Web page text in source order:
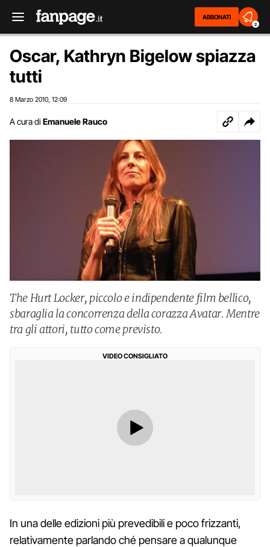
ABBONATI
2
Oscar, Kathryn Bigelow spiazza
tutti
8 Marzo 2010 12:09
A cura di Emanuele Rauco
The Hurt Locker, piccolo e indipendente film bellico,
sbaraglia la concorrenza della corazza Avatar. Mentre
tra gli attori, tutto come previsto.
VIDEO CONSIGLIATO
In una delle edizioni più prevedibili e poco frizzanti,
relativamente parlando ché pensare a qualunque